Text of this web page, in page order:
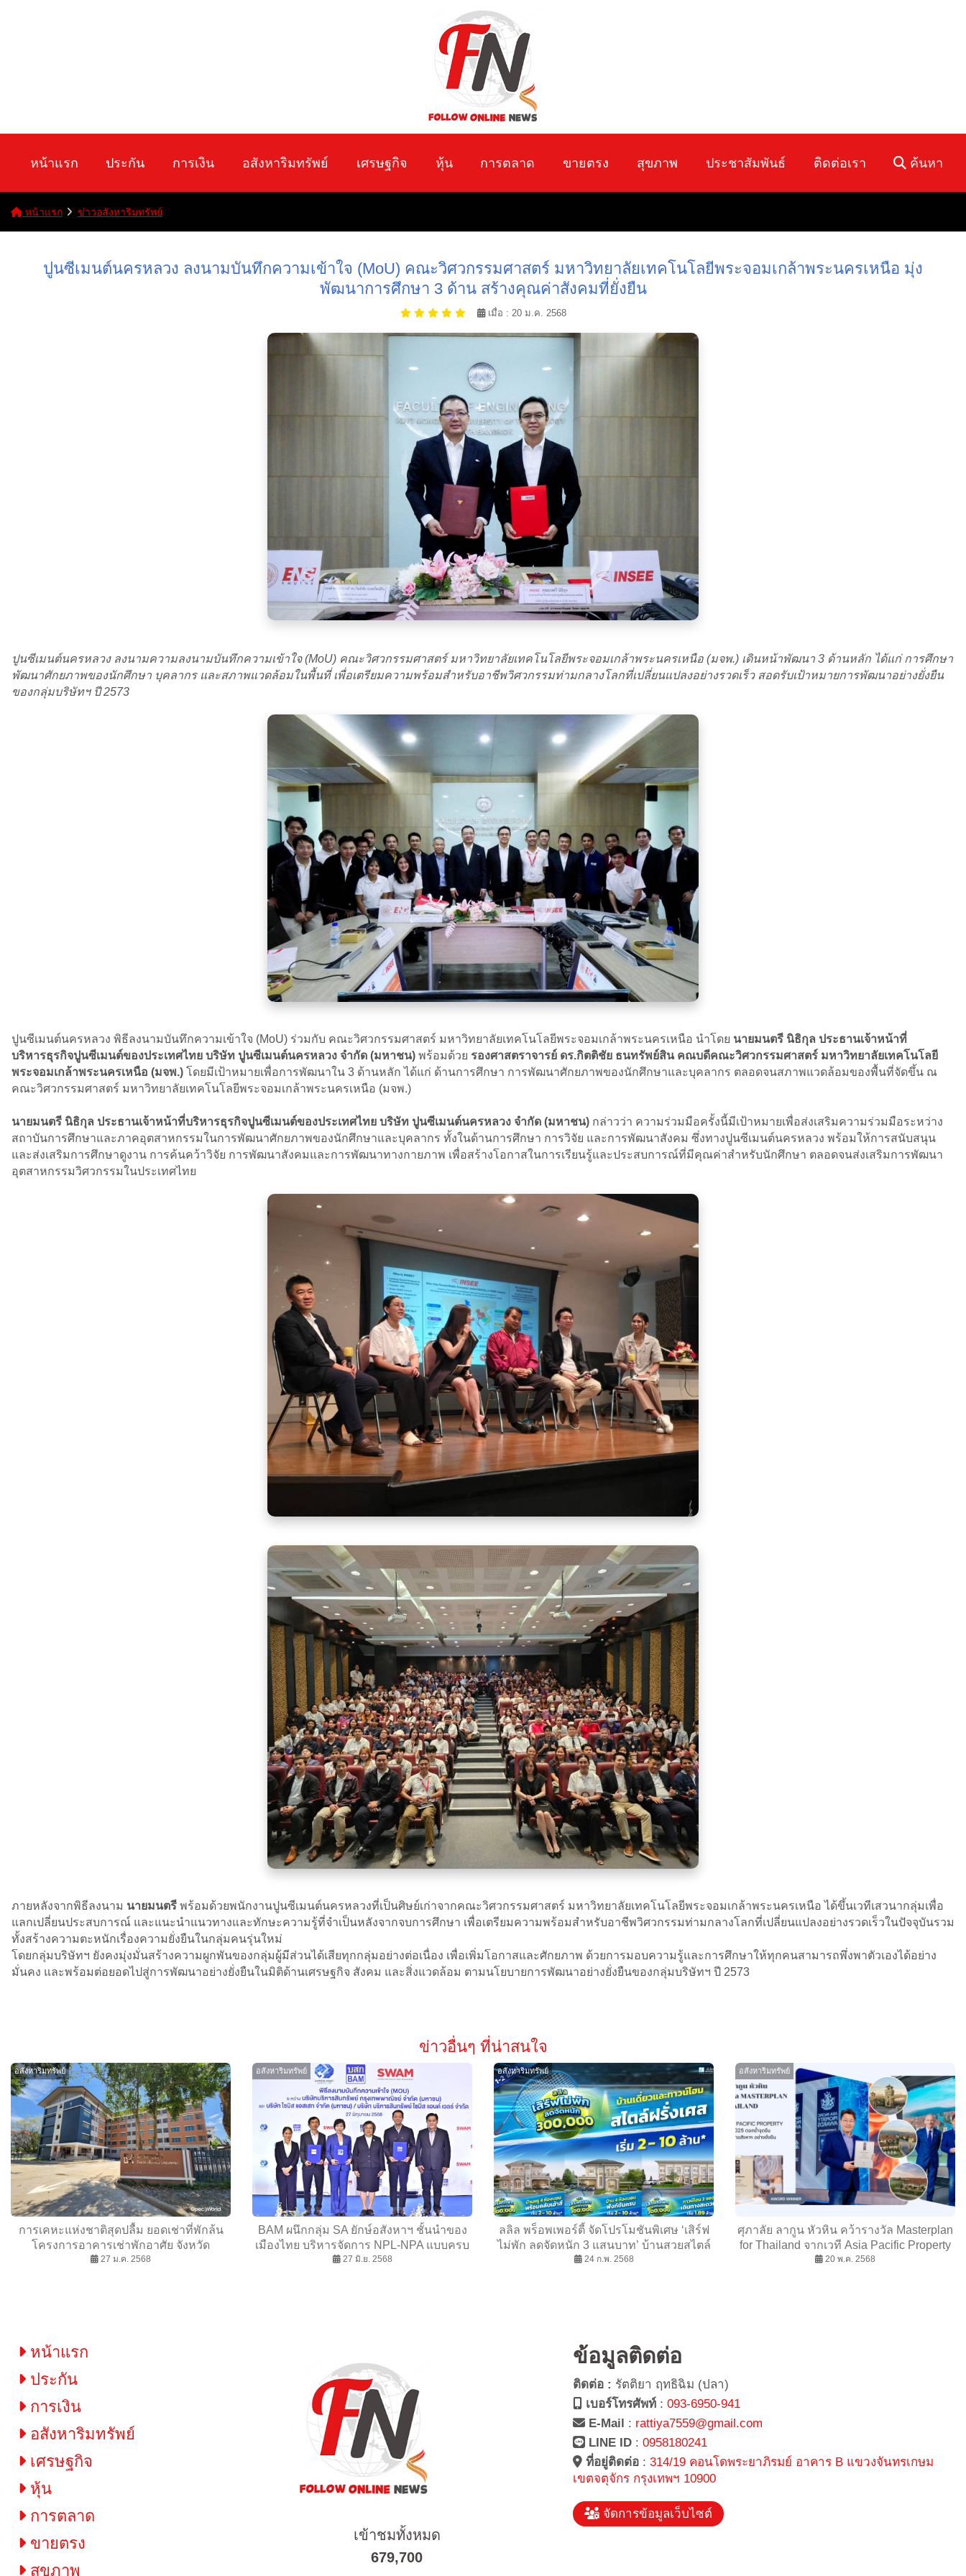
หน้าแรก ประกัน การเงิน อสังหาริมทรัพย์ เศรษฐกิจ หุ้น การตลาด ขายตรง สุขภาพ ประชาสัมพันธ์ ติดต่อเรา ค้นหา
หน้าแรก ข่าวอสังหาริมทรัพย์
ปูนซีเมนต์นครหลวง ลงนามบันทึกความเข้าใจ (MoU) คณะวิศวกรรมศาสตร์ มหาวิทยาลัยเทคโนโลยีพระจอมเกล้าพระนครเหนือ มุ่ง
พัฒนาการศึกษา 3 ด้าน สร้างคุณค่าสังคมที่ยั่งยืน
เมื่อ : 20 ม.ค. 2568
ปูนซีเมนต์นครหลวง ลงนามความลงนามบันทึกความเข้าใจ (MoU) คณะวิศวกรรมศาสตร์ มหาวิทยาลัยเทคโนโลยีพระจอมเกล้าพระนครเหนือ (มจพ.) เดินหน้าพัฒนา 3 ด้านหลัก ได้แก่ การศึกษา
พัฒนาศักยภาพของนักศึกษา บุคลากร และสภาพแวดล้อมในพื้นที่ เพื่อเตรียมความพร้อมสำหรับอาชีพวิศวกรรมท่ามกลางโลกที่เปลี่ยนแปลงอย่างรวดเร็ว สอดรับเป้าหมายการพัฒนาอย่างยั่งยืน
ของกลุ่มบริษัทฯ ปี 2573
ปูนซีเมนต์นครหลวง พิธีลงนามบันทึกความเข้าใจ (MoU) ร่วมกับ คณะวิศวกรรมศาสตร์ มหาวิทยาลัยเทคโนโลยีพระจอมเกล้าพระนครเหนือ นำโดย นายมนตรี นิธิกุล ประธานเจ้าหน้าที่
บริหารธุรกิจปูนซีเมนต์ของประเทศไทย บริษัท ปูนซีเมนต์นครหลวง จำกัด (มหาชน) พร้อมด้วย รองศาสตราจารย์ ดร.กิตติชัย ธนทรัพย์สิน คณบดีคณะวิศวกรรมศาสตร์ มหาวิทยาลัยเทคโนโลยี
พระจอมเกล้าพระนครเหนือ (มจพ.) โดยมีเป้าหมายเพื่อการพัฒนาใน 3 ด้านหลัก ได้แก่ ด้านการศึกษา การพัฒนาศักยภาพของนักศึกษาและบุคลากร ตลอดจนสภาพแวดล้อมของพื้นที่จัดขึ้น ณ
คณะวิศวกรรมศาสตร์ มหาวิทยาลัยเทคโนโลยีพระจอมเกล้าพระนครเหนือ (มจพ.)
นายมนตรี นิธิกุล ประธานเจ้าหน้าที่บริหารธุรกิจปูนซีเมนต์ของประเทศไทย บริษัท ปูนซีเมนต์นครหลวง จำกัด (มหาชน) กล่าวว่า ความร่วมมือครั้งนี้มีเป้าหมายเพื่อส่งเสริมความร่วมมือระหว่าง
สถาบันการศึกษาและภาคอุตสาหกรรมในการพัฒนาศักยภาพของนักศึกษาและบุคลากร ทั้งในด้านการศึกษา การวิจัย และการพัฒนาสังคม ซึ่งทางปูนซีเมนต์นครหลวง พร้อมให้การสนับสนุน
และส่งเสริมการศึกษาดูงาน การค้นคว้าวิจัย การพัฒนาสังคมและการพัฒนาทางกายภาพ เพื่อสร้างโอกาสในการเรียนรู้และประสบการณ์ที่มีคุณค่าสำหรับนักศึกษา ตลอดจนส่งเสริมการพัฒนา
อุตสาหกรรมวิศวกรรมในประเทศไทย
ภายหลังจากพิธีลงนาม นายมนตรี พร้อมด้วยพนักงานปูนซีเมนต์นครหลวงที่เป็นศิษย์เก่าจากคณะวิศวกรรมศาสตร์ มหาวิทยาลัยเทคโนโลยีพระจอมเกล้าพระนครเหนือ ได้ขึ้นเวทีเสวนากลุ่มเพื่อ
แลกเปลี่ยนประสบการณ์ และแนะนำแนวทางและทักษะความรู้ที่จำเป็นหลังจากจบการศึกษา เพื่อเตรียมความพร้อมสำหรับอาชีพวิศวกรรมท่ามกลางโลกที่เปลี่ยนแปลงอย่างรวดเร็วในปัจจุบันรวม
ทั้งสร้างความตะหนักเรื่องความยั่งยืนในกลุ่มคนรุ่นใหม่
โดยกลุ่มบริษัทฯ ยังคงมุ่งมั่นสร้างความผูกพันของกลุ่มผู้มีส่วนได้เสียทุกกลุ่มอย่างต่อเนื่อง เพื่อเพิ่มโอกาสและศักยภาพ ด้วยการมอบความรู้และการศึกษาให้ทุกคนสามารถพึ่งพาตัวเองได้อย่าง
มั่นคง และพร้อมต่อยอดไปสู่การพัฒนาอย่างยั่งยืนในมิติด้านเศรษฐกิจ สังคม และสิ่งแวดล้อม ตามนโยบายการพัฒนาอย่างยั่งยืนของกลุ่มบริษัทฯ ปี 2573
ข่าวอื่นๆ ที่น่าสนใจ
อสังหาริมทรัพย์
การเคหะแห่งชาติสุดปลื้ม ยอดเช่าที่พักล้น
โครงการอาคารเช่าพักอาศัย จังหวัด
เชียงใหม่ (หนองหอย)
27 ม.ค. 2568
อสังหาริมทรัพย์
BAM ผนึกกลุ่ม SA ยักษ์อสังหาฯ ชั้นนำของ
เมืองไทย บริหารจัดการ NPL-NPA แบบครบ
วงจร เสริมแกร่งธุรกิจ! สร้างมูลค่าเพิ่มสิน
27 มิ.ย. 2568
อสังหาริมทรัพย์
ลลิล พร็อพเพอร์ตี้ จัดโปรโมชันพิเศษ ‘เสิร์ฟ
ไม่พัก ลดจัดหนัก 3 แสนบาท’ บ้านสวยสไตล์
ฝรั่งเศส ฟังก์ชันครบ เริ่มเบาๆ เพียง 2 ล้าน
24 ก.พ. 2568
อสังหาริมทรัพย์
ศุภาลัย ลากูน หัวหิน คว้ารางวัล Masterplan
for Thailand จากเวที Asia Pacific Property
Awards 2025 ตอกย้ำจุดยืนผู้นำการพัฒนา
20 พ.ค. 2568
หน้าแรก
ประกัน
การเงิน
อสังหาริมทรัพย์
เศรษฐกิจ
หุ้น
การตลาด
ขายตรง
สุขภาพ
เข้าชมทั้งหมด
679,700
ข้อมูลติดต่อ
ติดต่อ : รัตติยา ฤทธิฉิม (ปลา)
เบอร์โทรศัพท์ :093-6950-941
E-Mail
: rattiya7559@gmail.com
LINE ID :0958180241
ที่อยู่ติดต่อ :314/19 คอนโดพระยาภิรมย์ อาคาร B แขวงจันทรเกษม
เขตจตุจักร กรุงเทพฯ 10900
จัดการข้อมูลเว็บไซต์